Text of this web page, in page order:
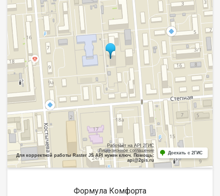
Работает на API 2ГИС
Лицензионное соглашение
Для корректной работы Raster JS API нужен ключ. Помощь:
api@2gis.ru
Доехать с 2ГИС
Формула Комфорта